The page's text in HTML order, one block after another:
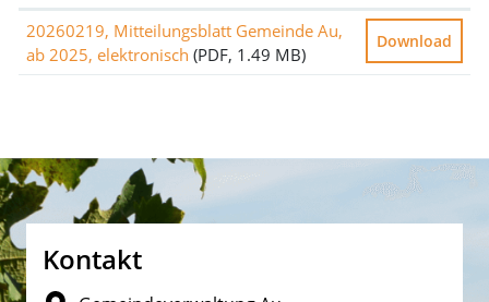
20260219, Mitteilungsblatt Gemeinde Au,
ab 2025, elektronisch (PDF, 1.49 MB)
Download
Fusszeile
Kontakt